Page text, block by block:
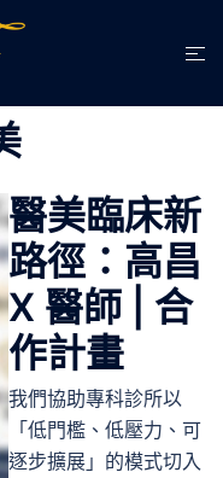
醫美臨床新
路徑：高昌
X 醫師 | 合
作計畫
我們協助專科診所以
「低門檻、低壓力、可
逐步擴展」的模式切入